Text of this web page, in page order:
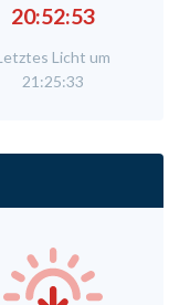
20:52:53
Licht um
21:25:33